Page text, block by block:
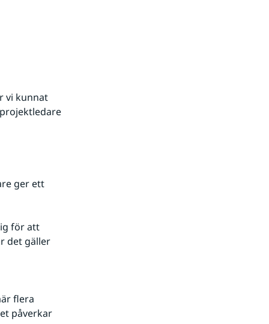
vi kunnat
ger ett
för att
det gäller
flera
påverkar